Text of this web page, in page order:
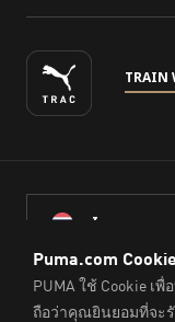
TRAIN
ไทย
© PUMA Sports